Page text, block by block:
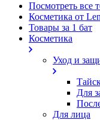
Посмотреть все
Косметика от
Товары за 1 бат
Косметика
Уход и
Для
Для лица